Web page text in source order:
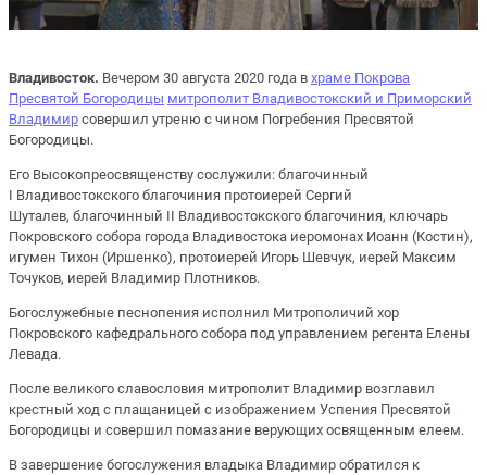
Владивосток. Вечером 30 августа 2020 года в храме Покрова
Пресвятой Богородицы митрополит Владивостокский и Приморский
Владимир совершил утреню с чином Погребения Пресвятой
Богородицы.
Его Высокопреосвященству сослужили: благочинный
I Владивостокского благочиния протоиерей Сергий
Шуталев, благочинный II Владивостокского благочиния, ключарь
Покровского собора города Владивостока иеромонах Иоанн (Костин),
игумен Тихон (Иршенко), протоиерей Игорь Шевчук, иерей Максим
Точуков, иерей Владимир Плотников.
Богослужебные песнопения исполнил Митрополичий хор
Покровского кафедрального собора под управлением регента Елены
Левада.
После великого славословия митрополит Владимир возглавил
крестный ход с плащаницей с изображением Успения Пресвятой
Богородицы и совершил помазание верующих освященным елеем.
В завершение богослужения владыка Владимир обратился к